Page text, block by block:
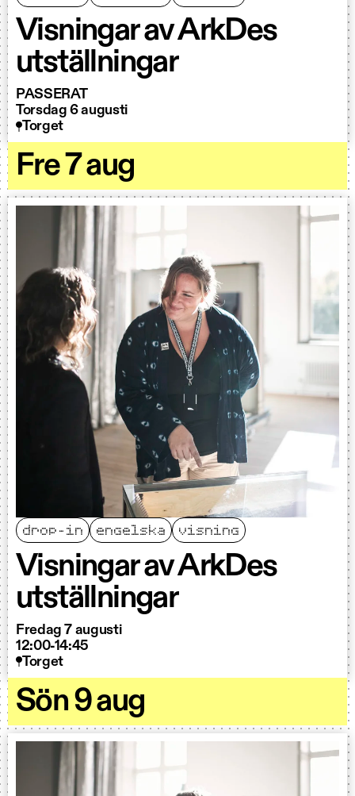
Visningar av ArkDes
utställningar
PASSERAT
Torsdag 6 augusti
Torget
Fre 7 aug
drop-in engelska visning
Visningar av ArkDes
utställningar
Fredag 7 augusti
12:00-14:45
Torget
Sön 9 aug